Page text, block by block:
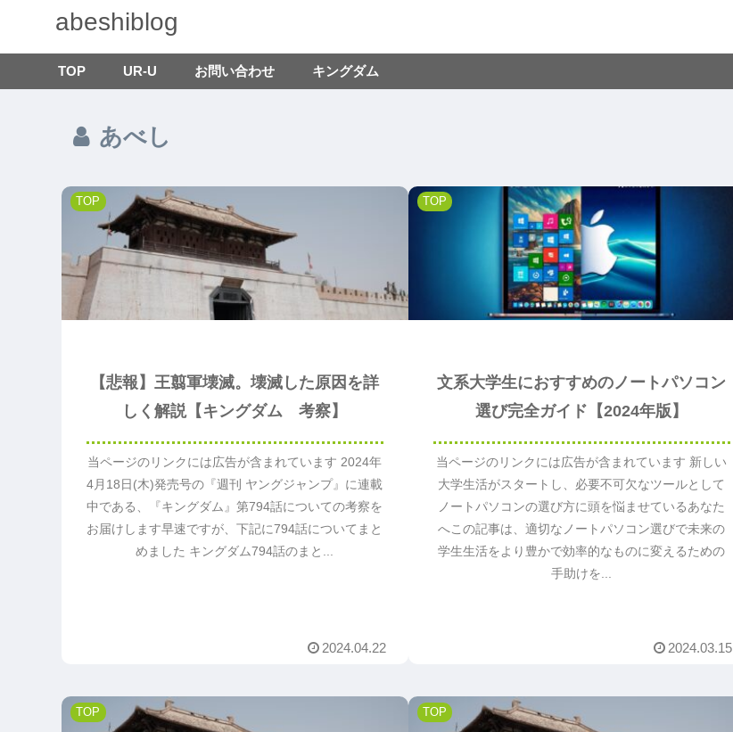
abeshiblog
TOP UR-U お問い合わせ キングダム
あべし
TOP
【悲報】王翦軍壊滅。壊滅した原因を詳
しく解説【キングダム 考察】
当ページのリンクには広告が含まれています 2024年
4月18日(木)発売号の『週刊 ヤングジャンプ』に連載
中である、『キングダム』第794話についての考察を
お届けします早速ですが、下記に794話についてまと
めました キングダム794話のまと...
2024.04.22
TOP
文系大学生におすすめのノートパソコン
選び完全ガイド【2024年版】
当ページのリンクには広告が含まれています 新しい
大学生活がスタートし、必要不可欠なツールとして
ノートパソコンの選び方に頭を悩ませているあなた
へこの記事は、適切なノートパソコン選びで未来の
学生生活をより豊かで効率的なものに変えるための
手助けを...
2024.03.15
TOP TOP